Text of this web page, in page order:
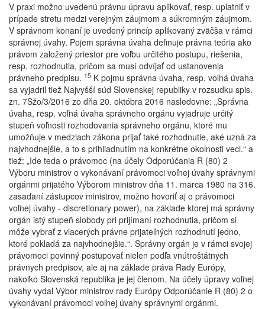
V praxi možno uvedenú právnu úpravu aplikovať, resp. uplatniť v
prípade stretu medzi verejným záujmom a súkromným záujmom.
V správnom konaní je uvedený princíp aplikovaný zväčša v rámci
správnej úvahy. Pojem správna úvaha definuje právna teória ako
právom založený priestor pre voľbu určitého postupu, riešenia,
resp. rozhodnutia, pričom sa musí odvíjať od ustanovenia
právneho predpisu. 15 K pojmu správna úvaha, resp. voľná úvaha
sa vyjadril tiež Najvyšší súd Slovenskej republiky v rozsudku spis.
zn. 7Sžo/3/2016 zo dňa 20. októbra 2016 nasledovne: „Správna
úvaha, resp. voľná úvaha správneho orgánu vyjadruje určitý
stupeň voľnosti rozhodovania správneho orgánu, ktoré mu
umožňuje v medziach zákona prijať také rozhodnutie, aké uzná za
najvhodnejšie, a to s prihliadnutím na konkrétne okolnosti veci.“ a
tiež: „Ide teda o právomoc (na účely Odporúčania R (80) 2
Výboru ministrov o vykonávaní právomoci voľnej úvahy správnymi
orgánmi prijatého Výborom ministrov dňa 11. marca 1980 na 316.
zasadaní zástupcov ministrov, možno hovoriť aj o právomoci
voľnej úvahy - discretionary power), na základe ktorej má správny
orgán istý stupeň slobody pri prijímaní rozhodnutia, pričom si
môže vybrať z viacerých právne prijateľných rozhodnutí jedno,
ktoré pokladá za najvhodnejšie.“. Správny orgán je v rámci svojej
právomoci povinný postupovať nielen podľa vnútroštátnych
právnych predpisov, ale aj na základe práva Rady Európy,
nakoľko Slovenská republika je jej členom. Na účely úpravy voľnej
úvahy vydal Výbor ministrov rady Európy Odporúčanie R (80) 2 o
vykonávaní právomoci voľnej úvahy správnymi orgánmi.